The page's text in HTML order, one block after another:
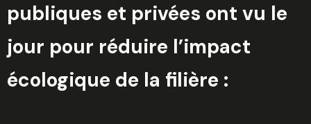
publiques et privées ont vu le
jour pour réduire l’impact
écologique de la filière :